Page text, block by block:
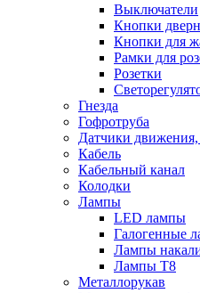
Выключатели
Кнопки
Кнопки для
Рамки для
Розетки
Гнезда
Гофротруба
Датчики
Кабель
Кабельный канал
Колодки
Лампы
LED лампы
Галогенные
Лампы
Лампы Т8
Металлорукав